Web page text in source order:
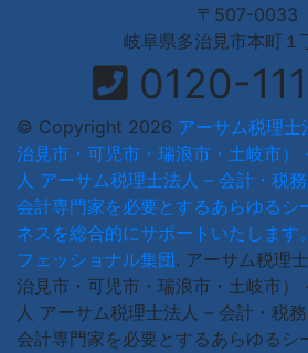
〒507-0033
岐阜県多治見市本町１
0120-
© Copyright 2026 アーサム税理士
治見市・可児市・瑞浪市・土岐市
人 アーサム税理士法人 – 会計・税務
会計専門家を必要とするあらゆるシ
ネスを総合的にサポートいたします
フェッショナル集団. アーサム税理
治見市・可児市・瑞浪市・土岐市
人 アーサム税理士法人 – 会計・税務
会計専門家を必要とするあらゆるシ